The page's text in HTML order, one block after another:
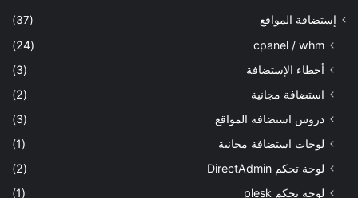
إستضافة المواقع (37)
cpanel / whm
(24)
أخطاء الإستضافة
(3)
استضافة مجانية
(2)
دروس استضافة المواقع
(3)
لوحات استضافة مجانية
(1)
لوحة تحكم DirectAdmin
(2)
لوحة تحكم plesk
(1)